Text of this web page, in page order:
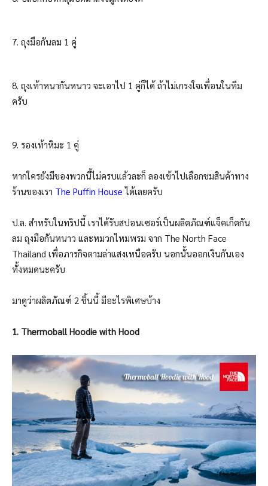
7. ถุงมือกันลม 1 คู่
8. ถุงเท้าหนากันหนาว จะเอาไป 1 คู่ก็ได้ ถ้าไม่เกรงใจเพื่อนในทีม
ครับ
9. รองเท้าหิมะ 1 คู่
หากใครยังมีของพวกนี้ไม่ครบแล้วละก็ ลองเข้าไปเลือกชมสินค้าทาง
ร้านของเรา The Puffin House ได้เลยครับ
ป.ล. สำหรับในทริปนี้ เราได้รับสปอนเซอร์เป็นผลิตภัณฑ์แจ็คเก็ตกัน
ลม ถุงมือกันหนาว และหมวกไหมพรม จาก The North Face
Thailand เพื่อภารกิจตามล่าแสงเหนือครับ นอกนั้นออกเงินกันเอง
ทั้งหมดนะครับ
มาดูว่าผลิตภัณฑ์ 2 ชิ้นนี้ มีอะไรพิเศษบ้าง
1. Thermoball Hoodie with Hood